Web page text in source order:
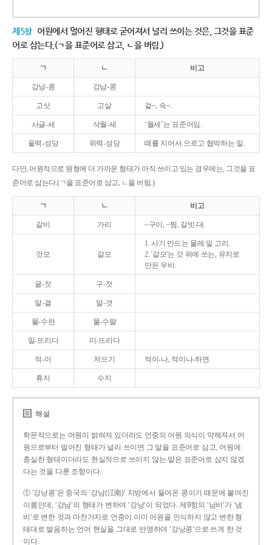
제5항 어원에서 멀어진 형태로 굳어져서 널리 쓰이는 것은, 그것을 표준
어로 삼는다.(ㄱ을 표준어로 삼고, ㄴ을 버림.)
ㄱ ㄴ 비고
강낭-콩 강남-콩
고삿 고샅 겉~, 속~.
사글-세 삭월-세 ‘월세’는 표준어임.
울력-성당 위력-성당 떼를 지어서 으르고 협박하는 일.
다만, 어원적으로 원형에 더 가까운 형태가 아직 쓰이고 있는 경우에는, 그것을 표
준어로 삼는다.(ㄱ을 표준어로 삼고, ㄴ을 버림.)
ㄱ ㄴ 비고
갈비 가리 ~구이, ~찜, 갈빗-대.
갓모 갈모
1. 사기 만드는 물레 밑 고리.
2. '갈모'는 갓 위에 쓰는, 유지로
만든 우비.
굴-젓 구-젓
말-곁 말-겻
물-수란 물-수랄
밀-뜨리다 미-뜨리다
적-이 저으기 적이-나, 적이나-하면.
휴지 수지
해설
학문적으로는 어원이 밝혀져 있더라도 언중의 어원 의식이 약해져서 어
원으로부터 멀어진 형태가 널리 쓰이면 그 말을 표준어로 삼고, 어원에
충실한 형태이더라도 현실적으로 쓰이지 않는 말은 표준어로 삼지 않겠
다는 것을 다룬 조항이다.
① ‘강낭콩’은 중국의 ‘강남(江南)’ 지방에서 들여온 콩이기 때문에 붙여진
이름인데, ‘강남’의 형태가 변하여 ‘강낭’이 되었다. 제9항의 ‘남비’가 ‘냄
비’로 변한 것과 마찬가지로 언중이 이미 어원을 인식하지 않고 변한 형
태대로 발음하는 언어 현실을 그대로 반영하여 ‘강낭콩’으로 쓰게 한 것
이다.